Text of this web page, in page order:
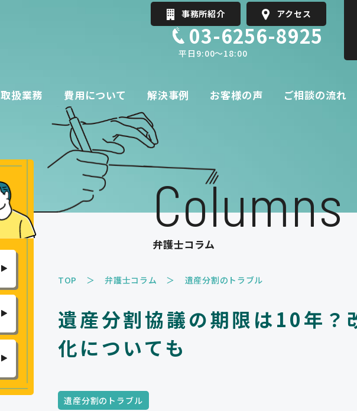
事務所紹介 アクセス
03-6256-8925
平日9:00～18:00
取扱業務
遺産分割のトラブル
相続税・事業承継対策
家族信託・遺言書作成
その他
費用について 解決事例 お客様の声 ご相談の流れ
費用について
取扱業務
遺産分割のトラブル 遺留分のトラブル
相続税・事業承継対策
家族信託・遺言書作成
ご相談の流れ
弁護士紹介
Columns
弁護士コラム
TOP 弁護士コラム 遺産分割のトラブル
遺産分割協議の期限は10年？
化についても
遺産分割のトラブル